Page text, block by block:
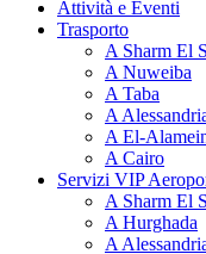
Attività e Eventi
Trasporto
A Sharm El
A Nuweiba
A Taba
A
A El-
A Cairo
Servizi VIP
A Sharm El
A Hurghada
A